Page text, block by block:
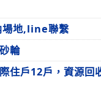
場地,line聯繫
輪
住戶12戶，資源